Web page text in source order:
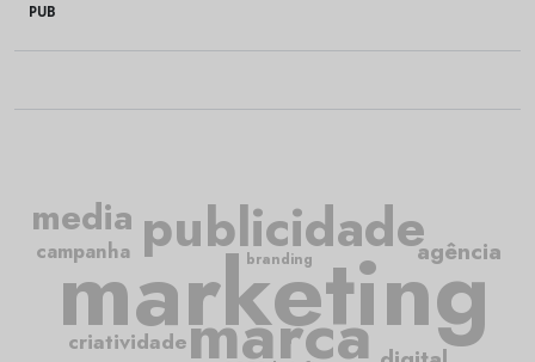
PUB
marketing
publicidade
marca
criatividade
campanha
media
agência
branding